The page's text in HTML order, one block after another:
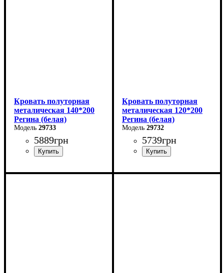
Кровать полуторная
металическая 140*200
Регина (белая)
29733
5889грн
Ширина: 140 см
Кровать полуторная
металическая 120*200
Регина (белая)
29732
5739грн
Ширина: 120 см